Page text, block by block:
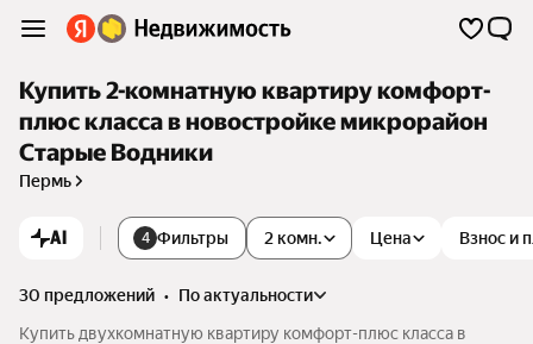
Купить 2-комнатную квартиру комфорт-
плюс класса в новостройке микрорайон
Старые Водники
Пермь
AI 4 Фильтры Цена Взнос и
2 комн.
30 предложений •
по актуальности
Купить двухкомнатную квартиру комфорт-плюс класса в